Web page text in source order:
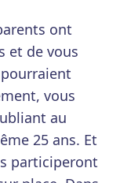
ont
et de vous
vous
au
25 ans. Et
participeront